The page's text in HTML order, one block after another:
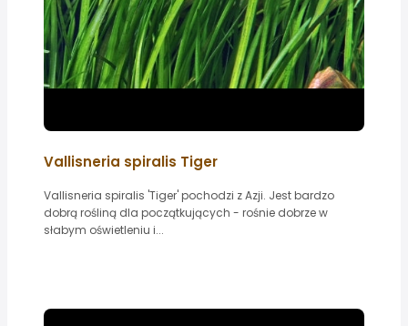
Vallisneria spiralis Tiger
Vallisneria spiralis 'Tiger' pochodzi z Azji. Jest bardzo
dobrą rośliną dla początkujących - rośnie dobrze w
słabym oświetleniu i...